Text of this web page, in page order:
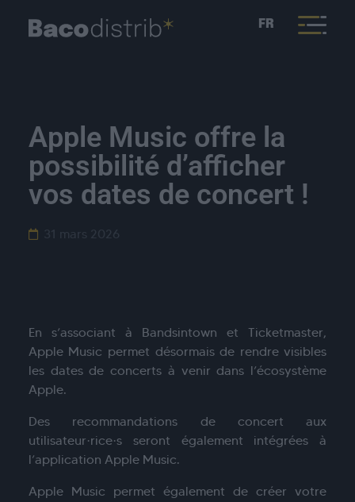
FR
Apple Music offre la
possibilité d’afficher
vos dates de concert !
31 mars 2026
En s’associant à Bandsintown et Ticketmaster,
Apple Music permet désormais de rendre visibles
les dates de concerts à venir dans l’écosystème
Apple.
Des recommandations de concert aux
utilisateur·rice·s seront également intégrées à
l’application Apple Music.
Apple Music permet également de créer votre